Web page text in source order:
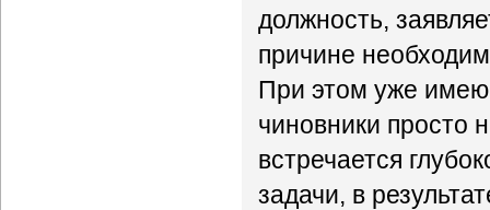
должность,
причине
При этом уже
чиновники просто
встречается
задачи, в